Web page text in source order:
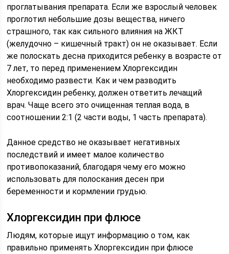
проглатывания препарата. Если же взрослый человек
проглотил небольшие дозы вещества, ничего
страшного, так как сильного влияния на ЖКТ
(желудочно – кишечный тракт) он не оказывает. Если
же полоскать десна приходится ребенку в возрасте от
7 лет, то перед применением Хлоргексидин
необходимо развести. Как и чем разводить
Хлоргексидин ребенку, должен ответить лечащий
врач. Чаще всего это очищенная теплая вода, в
соотношении 2:1 (2 части воды, 1 часть препарата).
Данное средство не оказывает негативных
последствий и имеет малое количество
противопоказаний, благодаря чему его можно
использовать для полоскания десен при
беременности и кормлении грудью.
Хлоргексидин при флюсе
Людям, которые ищут информацию о том, как
правильно применять Хлоргексидин при флюсе